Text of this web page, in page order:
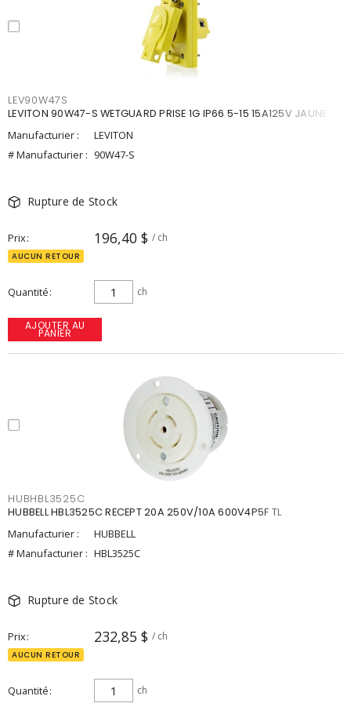
LEV90W47S
LEVITON 90W47-S WETGUARD PRISE 1G IP66 5-15 15A125V JAUNE
Manufacturier :
LEVITON
# Manufacturier : 90W47-S
Rupture de Stock
Prix 196,40 $ / ch
AUCUN RETOUR
Quantité ch
AJOUTER AU
PANIER
HUBHBL3525C
HUBBELL HBL3525C RECEPT 20A 250V/10A 600V4P5F TL
Manufacturier :
HUBBELL
# Manufacturier : HBL3525C
Rupture de Stock
Prix 232,85 $ / ch
AUCUN RETOUR
Quantité ch